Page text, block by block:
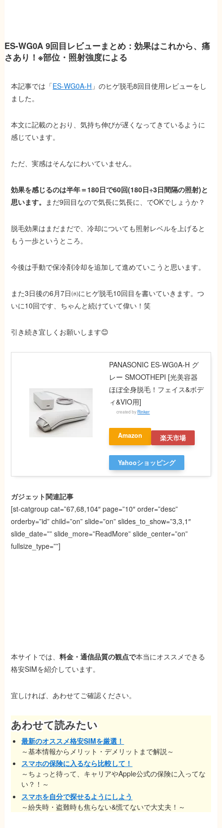
ES-WG0A 9回目レビューまとめ：効果はこれから、痛
さあり！※部位・照射強度による
本記事では「ES-WG0A-H 」のヒゲ脱毛8回目使用レビューをし
ました。
本文に記載のとおり、気持ち伸びが遅くなってきているように
感じています。
ただ、実感はそんなにわいていません。
効果を感じるのは半年＝180日で60回(180日÷3日間隔の照射)と
思います。 まだ9回目なので気長に気長に、でOKでしょうか？
脱毛効果はまだまだで、冷却についても照射レベルを上げると
もう一歩というところ。
今後は手動で保冷剤冷却を追加して進めていこうと思います。
また3日後の6月7日㈬にヒゲ脱毛10回目を書いていきます。つ
いに10回です、ちゃんと続けていて偉い！笑
引き続き宜しくお願いします😊
PANASONIC ES-WG0A-H グ
レー SMOOTHEPI [光美容器
ほぼ全身脱毛！フェイス&ボデ
ィ&VIO用]
created byRinker
Amazon 楽天市場
Yahooショッピング
ガジェット関連記事
[st-catgroup cat=”67,68,104″ page=”10″ order=”desc”
orderby=”id” child=”on” slide=”on” slides_to_show=”3,3,1″
slide_date=”” slide_more=”ReadMore” slide_center=”on”
fullsize_type=””]
本サイトでは、料金・通信品質の観点で本当にオススメできる
格安SIMを紹介しています。
宜しければ、あわせてご確認ください。
あわせて読みたい
最新のオススメ格安SIMを厳選！
～基本情報からメリット・デメリットまで解説～
スマホの保険に入るなら比較して！
～ちょっと待って、キャリアやApple公式の保険に入ってな
い？！～
スマホを自分で探せるようにしよう
～紛失時・盗難時も焦らない&慌てないで大丈夫！～